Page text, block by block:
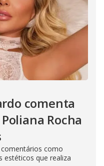
comenta
Rocha
como
estéticos que realiza